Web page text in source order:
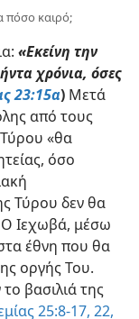
πόσο καιρό;
«Εκείνη την
χρόνια, όσες
23:15α) Μετά
από τους
«θα
όσο
Τύρου δεν θα
Ο Ιεχωβά, μέσω
έθνη που θα
οργής Του.
βασιλιά της
25:8-17, 22,